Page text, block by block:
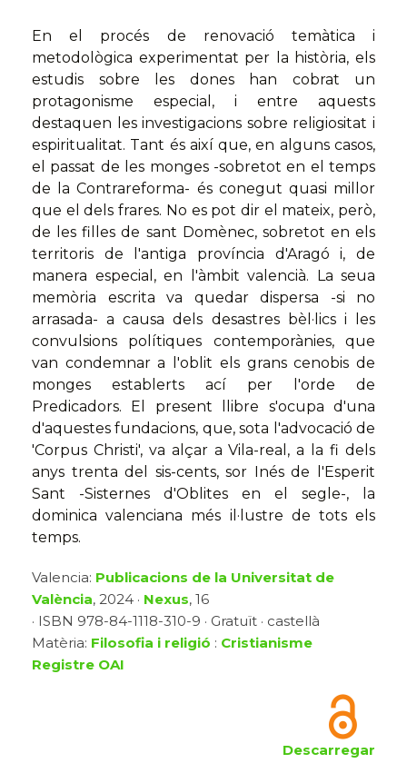
En el procés de renovació temàtica i
metodològica experimentat per la història, els
estudis sobre les dones han cobrat un
protagonisme especial, i entre aquests
destaquen les investigacions sobre religiositat i
espiritualitat. Tant és així que, en alguns casos,
el passat de les monges -sobretot en el temps
de la Contrareforma- és conegut quasi millor
que el dels frares. No es pot dir el mateix, però,
de les filles de sant Domènec, sobretot en els
territoris de l'antiga província d'Aragó i, de
manera especial, en l'àmbit valencià. La seua
memòria escrita va quedar dispersa -si no
arrasada- a causa dels desastres bèl·lics i les
convulsions polítiques contemporànies, que
van condemnar a l'oblit els grans cenobis de
monges establerts ací per l'orde de
Predicadors. El present llibre s'ocupa d'una
d'aquestes fundacions, que, sota l'advocació de
'Corpus Christi', va alçar a Vila-real, a la fi dels
anys trenta del sis-cents, sor Inés de l'Esperit
Sant -Sisternes d'Oblites en el segle-, la
dominica valenciana més il·lustre de tots els
temps.
Valencia: Publicacions de la Universitat de
València, 2024 · Nexus, 16
· ISBN 978-84-1118-310-9 · Gratuït · castellà
Matèria: Filosofia i religió : Cristianisme
Registre OAI
Descarregar